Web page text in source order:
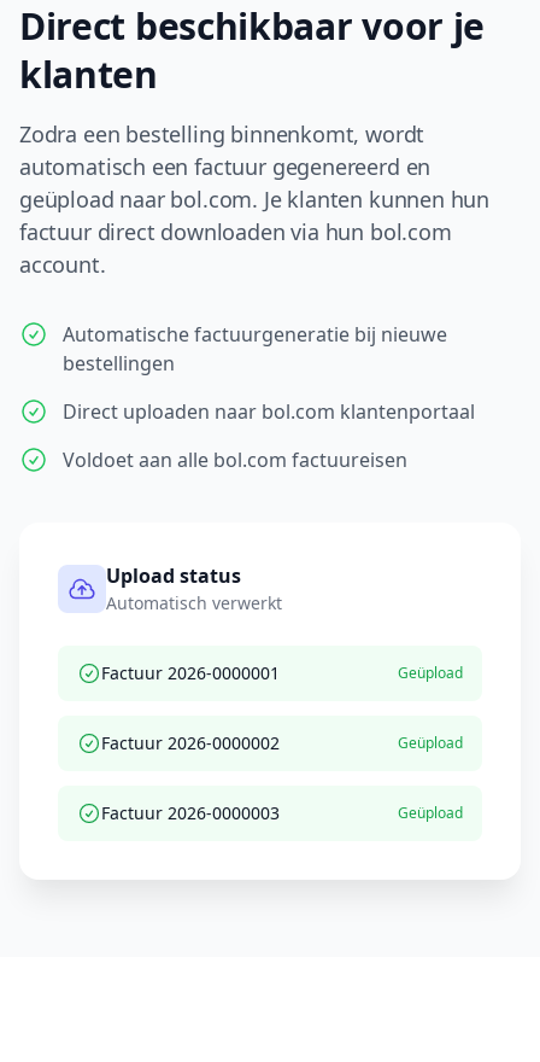
Direct beschikbaar voor je
klanten
Zodra een bestelling binnenkomt, wordt
automatisch een factuur gegenereerd en
geüpload naar bol.com. Je klanten kunnen hun
factuur direct downloaden via hun bol.com
account.
Automatische factuurgeneratie bij nieuwe
bestellingen
Direct uploaden naar bol.com klantenportaal
Voldoet aan alle bol.com factuureisen
Upload status
Automatisch verwerkt
Factuur 2026-0000001 Geüpload
Factuur 2026-0000002 Geüpload
Factuur 2026-0000003 Geüpload